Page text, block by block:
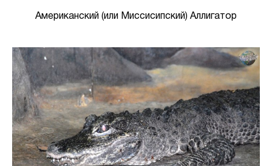
Американский (или Миссисипский) Аллигатор